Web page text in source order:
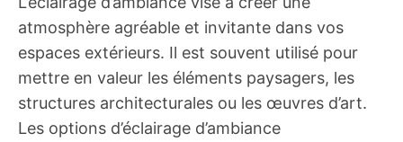
atmosphère agréable et invitante dans vos
espaces extérieurs. Il est souvent utilisé pour
mettre en valeur les éléments paysagers, les
structures architecturales ou les œuvres d’art.
Les options d’éclairage d’ambiance